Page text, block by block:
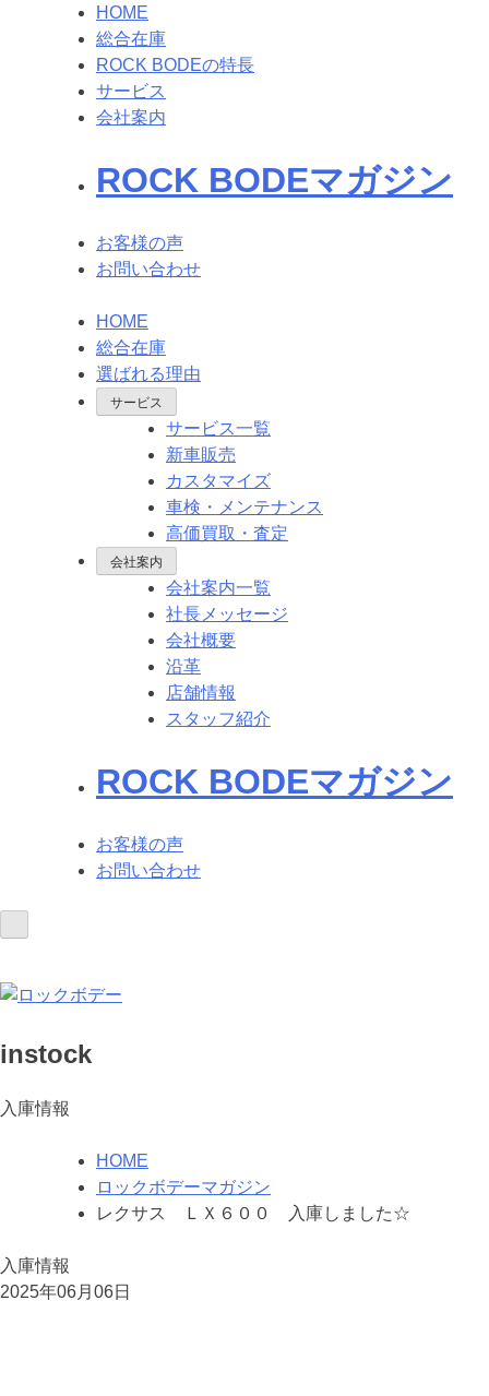
HOME
総合在庫
ROCK BODEの特長
サービス
会社案内
ROCK BODEマガジン
お客様の声
お問い合わせ
HOME
総合在庫
選ばれる理由
サービス
サービス一覧
新車販売
カスタマイズ
車検・メンテナンス
高価買取・査定
会社案内
会社案内一覧
社長メッセージ
会社概要
沿革
店舗情報
スタッフ紹介
ROCK BODEマガジン
お客様の声
お問い合わせ
instock
入庫情報
HOME
ロックボデーマガジン
レクサス ＬＸ６００ 入庫しました☆
入庫情報
2025年06月06日